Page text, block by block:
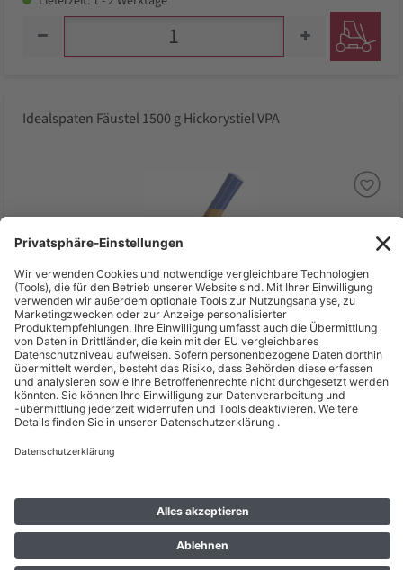
Idealspaten Fäustel 1500 g Hickorystiel VPA
20,08 €
inkl. MwSt zzgl. Versand *
Lieferzeit: 1 - 2 Werktage*
Forum Fäustel DIN 6475 1000 g Hickorystiel